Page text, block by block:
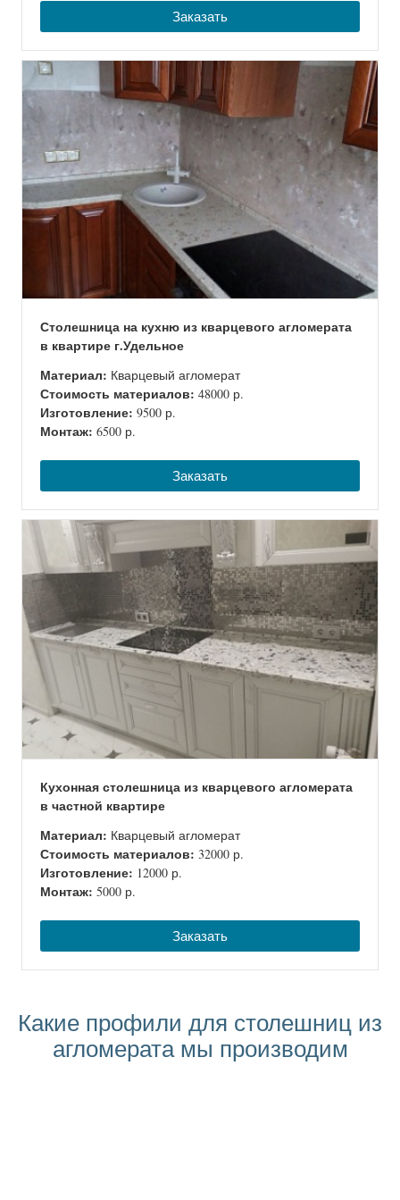
Заказать
Столешница на кухню из кварцевого агломерата
в квартире г.Удельное
Материал: Кварцевый агломерат
Стоимость материалов: 48000 р.
Изготовление: 9500 р.
Монтаж: 6500 р.
Заказать
Кухонная столешница из кварцевого агломерата
в частной квартире
Материал: Кварцевый агломерат
Стоимость материалов: 32000 р.
Изготовление: 12000 р.
Монтаж: 5000 р.
Заказать
Какие профили для столешниц из
агломерата мы производим